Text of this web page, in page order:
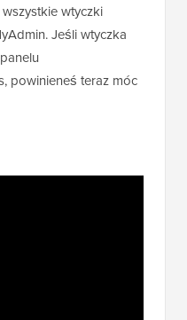
wtyczki
Jeśli wtyczka
powinieneś teraz móc